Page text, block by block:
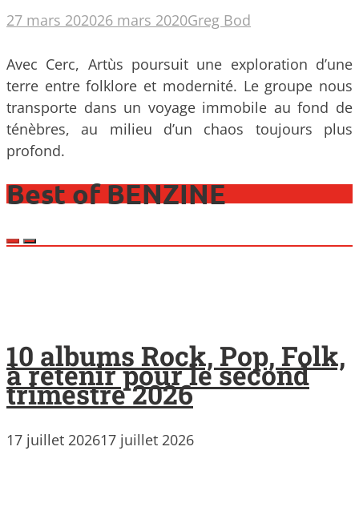
27 mars 202026 mars 2020Greg Bod
Avec Cerc, Artùs poursuit une exploration d’une
terre entre folklore et modernité. Le groupe nous
transporte dans un voyage immobile au fond de
ténèbres, au milieu d’un chaos toujours plus
profond.
Best of BENZINE
10 albums Rock, Pop, Folk,
à retenir pour le second
trimestre 2026
17 juillet 202617 juillet 2026